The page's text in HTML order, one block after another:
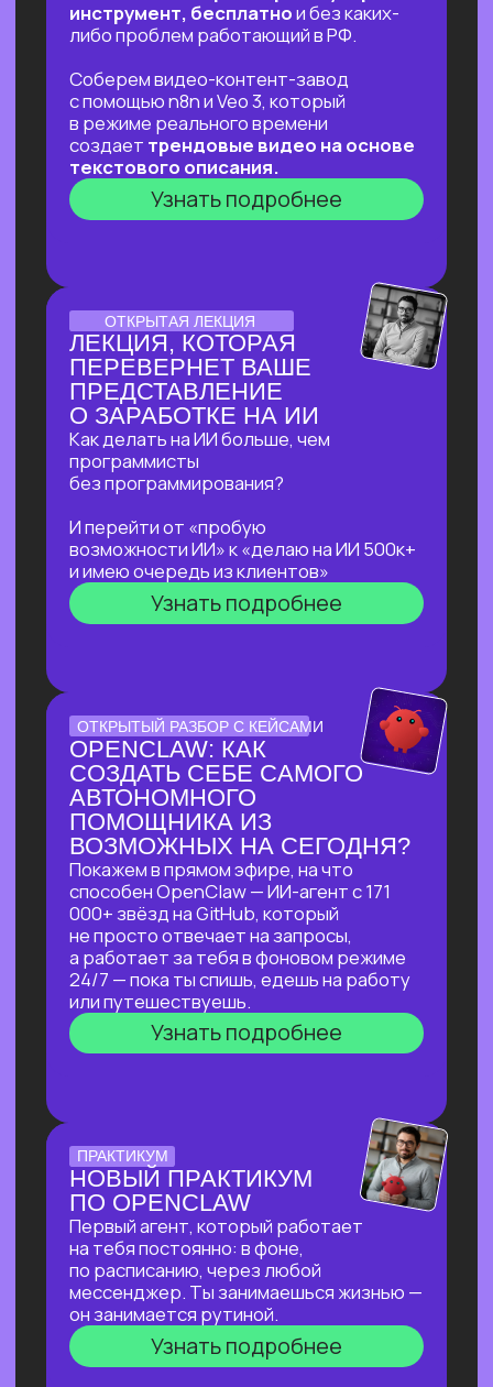
«ТЫ»С НЕЙРОСЕТЯМИ
В прямом эфире соберем «контент-
завод» для блога с автоматической
созданием иллюстраций к ним
и автопостингом!
⚡Никакой «базы» и «основ» —
приходи за действительно мощной
экспертизой в ИИ и узнай, что взять
от нейросетей уверенным
пользователям!
Узнать подробнее
ОТКРЫТЫЙ УРОК
ПО ИСПОЛЬЗОВАНИЮ
НЕЙРОСЕТЕЙ ДЛЯ
ЗДОРОВЬЯ
Расскажем как:
Разбираться в своём здоровье
c помощью ИИ
Экономить на врачах и ненужных
анализах и при этом
не навредить себе
Узнать подробнее
ЛЕКЦИЯ-ПРАКТИКУМ
ПО ПРИМЕНЕНИЮ ИИ
ДЛЯ ЖУРНАЛИСТОВ,
РЕДАКТОРОВ, ПИАРЩИКОВ,
АВТОРОВ И ВСЕХ, КТО
РАБОТАЕТ С ТЕКСТОМ
СМИ
как собрать список компаний,
данные и инфографику по нужной
теме
как из самого примитивного
черновика «получить текст
уровня хорошего медиа»
Узнать подробнее
БОЛЬШОЙ ПРАКТИКУМ
ПО СОЗДАНИЮ
ВИЗУАЛЬНОГО КОНТЕНТА
С ИИ-ИНСТРУМЕНТАМИ,
ДОСТУПНЫМИ В РФ
За 2 часа покажем, как создавать
трендовый видеоконтент уровня Veo‑3,
цифровых аватаров и визуал
ОТКРЫТАЯ ЛЕКЦИЯ
ИИ ДЛЯ РУКОВОДИТЕЛЯ:
КАК ОСВОБОДИТЬ 10+
ЧАСОВ В НЕДЕЛЮ
И ПОВЫСИТЬ
ЭФФЕКТИВНОСТЬ
КОМАНДЫ?
И перейти от «Мне не хватает времени
разобраться с ИИ» к «Часть вопросов
и процессов закрывает ИИ»
Узнать подробнее